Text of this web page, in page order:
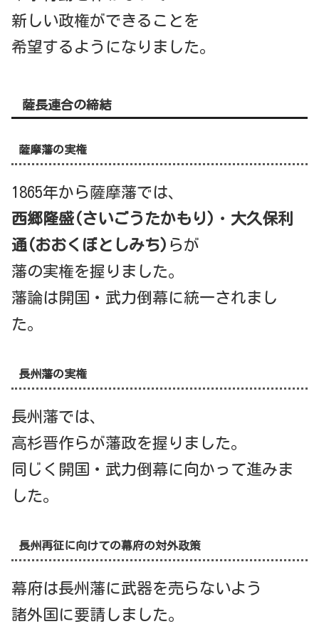
新しい政権ができることを
希望するようになりました。
薩長連合の締結
薩摩藩の実権
1865年から薩摩藩では、
西郷隆盛(さいごうたかもり) ・ 大久保利
通(おおくぼとしみち) らが
藩の実権を握りました。
藩論は開国・武力倒幕に統一されまし
た。
長州藩の実権
長州藩では、
高杉晋作らが藩政を握りました。
同じく開国・武力倒幕に向かって進みま
した。
長州再征に向けての幕府の対外政策
幕府は長州藩に武器を売らないよう
諸外国に要請しました。